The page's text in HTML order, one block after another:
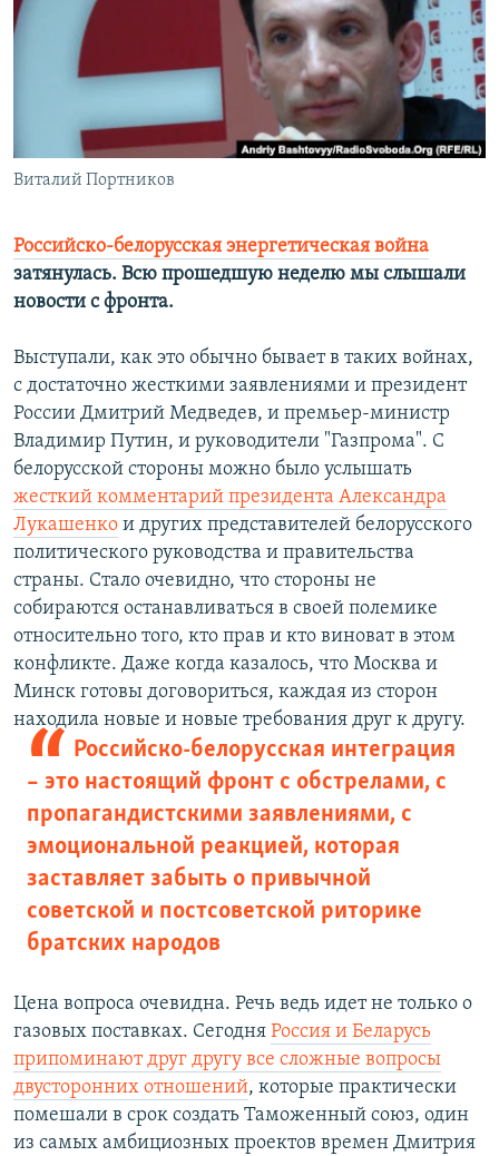
СОЦИАЛЬНЫЕ СЕТИ
Виталий Портников
Российско-белорусская энергетическая война
затянулась. Всю прошедшую неделю мы слышали
новости с фронта.
Выступали, как это обычно бывает в таких войнах,
с достаточно жесткими заявлениями и президент
России Дмитрий Медведев, и премьер-министр
Владимир Путин, и руководители "Газпрома". С
белорусской стороны можно было услышать
жесткий комментарий президента Александра
Лукашенко и других представителей белорусского
политического руководства и правительства
страны. Стало очевидно, что стороны не
собираются останавливаться в своей полемике
относительно того, кто прав и кто виноват в этом
конфликте. Даже когда казалось, что Москва и
Минск готовы договориться, каждая из сторон
находила новые и новые требования друг к другу.
Российско-белорусская интеграция
– это настоящий фронт с обстрелами, с
пропагандистскими заявлениями, с
эмоциональной реакцией, которая
заставляет забыть о привычной
советской и постсоветской риторике
братских народов
Цена вопроса очевидна. Речь ведь идет не только о
газовых поставках. Сегодня Россия и Беларусь
припоминают друг другу все сложные вопросы
двусторонних отношений, которые практически
помешали в срок создать Таможенный союз, один
из самых амбициозных проектов времен Дмитрия